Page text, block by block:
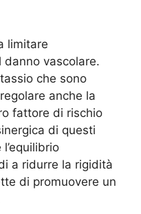
limitare
danno vascolare.
che sono
anche la
fattore di rischio
di questi
a ridurre la rigidità
di promuovere un